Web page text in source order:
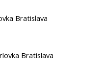
Bratislava
Bratislava